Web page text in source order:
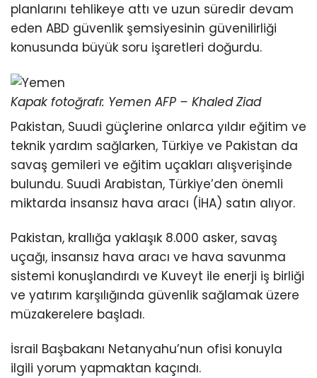
planlarını tehlikeye attı ve uzun süredir devam
eden ABD güvenlik şemsiyesinin güvenilirliği
konusunda büyük soru işaretleri doğurdu.
Kapak fotoğrafı: Yemen AFP – Khaled Ziad
Pakistan, Suudi güçlerine onlarca yıldır eğitim ve
teknik yardım sağlarken, Türkiye ve Pakistan da
savaş gemileri ve eğitim uçakları alışverişinde
bulundu. Suudi Arabistan, Türkiye’den önemli
miktarda insansız hava aracı (İHA) satın alıyor.
Pakistan, krallığa yaklaşık 8.000 asker, savaş
uçağı, insansız hava aracı ve hava savunma
sistemi konuşlandırdı ve Kuveyt ile enerji iş birliği
ve yatırım karşılığında güvenlik sağlamak üzere
müzakerelere başladı.
İsrail Başbakanı Netanyahu’nun ofisi konuyla
ilgili yorum yapmaktan kaçındı.